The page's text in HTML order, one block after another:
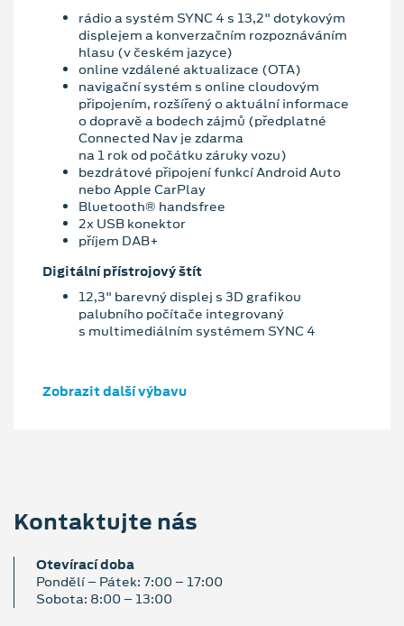
rádio a systém SYNC 4 s 13,2" dotykovým
displejem a konverzačním rozpoznáváním
hlasu (v českém jazyce)
online vzdálené aktualizace (OTA)
navigační systém s online cloudovým
připojením, rozšířený o aktuální informace
o dopravě a bodech zájmů (předplatné
Connected Nav je zdarma
na 1 rok od počátku záruky vozu)
bezdrátové připojení funkcí Android Auto
nebo Apple CarPlay
Bluetooth® handsfree
2x USB konektor
příjem DAB+
Digitální přístrojový štít
12,3" barevný displej s 3D grafikou
palubního počítače integrovaný
s multimediálním systémem SYNC 4
Zobrazit další výbavu
Kontaktujte nás
Otevírací doba
Pondělí – Pátek: 7:00 – 17:00
Sobota: 8:00 – 13:00